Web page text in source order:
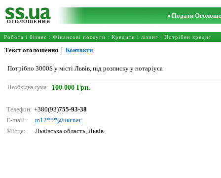
ОГОЛОШЕННЯ
Подати
Робота і бізнес : Фінансові послуги : Кредити і лізинг : Потрібен кредит
Текст оголошення | Контакти
Потрібно 3000$ у місті Львів, під розписку у нотаріуса
Необхідна сума: 100 000 Грн.
Телефон: +380(93)755-93-38
E-mail:
m12***@uкr.nеt
Місце:
Львівська область, Львів